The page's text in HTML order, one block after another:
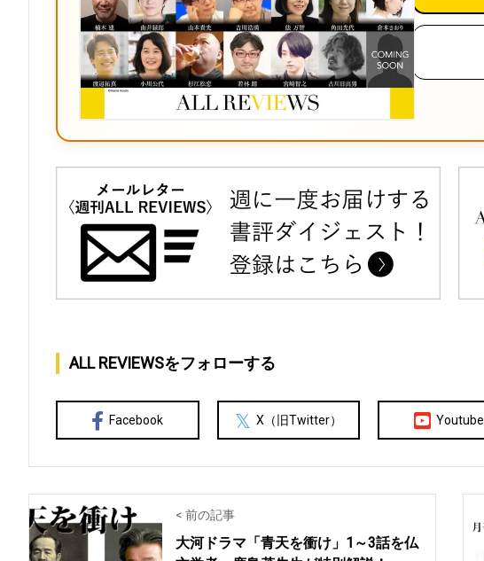
ALL REVIEWSをフォローする
Facebook X（旧Twitter） Youtube
< 前の記事
大河ドラマ「青天を衝け」1～3話を仏